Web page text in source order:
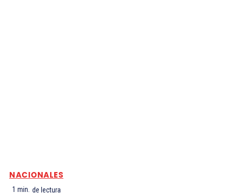
NACIONALES
1 min. de lectura